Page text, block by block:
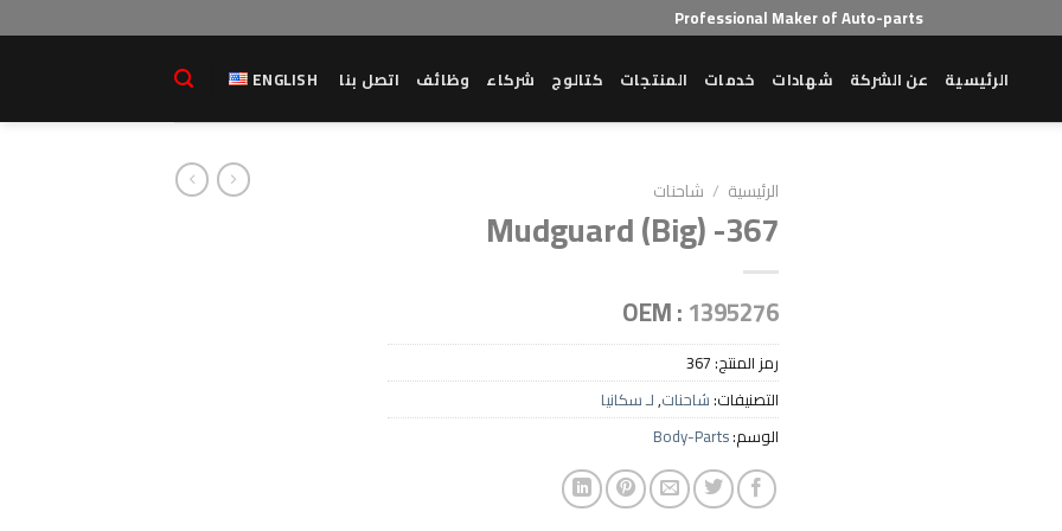
Professional Maker of Auto-parts
الرئيسية عن الشركة شهادات خدمات المنتجات كتالوج شركاء وظائف اتصل بنا ENGLISH
Add to wishlist
الرئيسية / شاحنات
Mudguard (Big) -367
OEM :1395276
رمز المنتج:367
التصنيفات:شاحنات,لـ سكانيا
الوسم:Body-Parts